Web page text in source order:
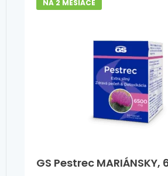
GS Pestrec
NA 2 MESIACE